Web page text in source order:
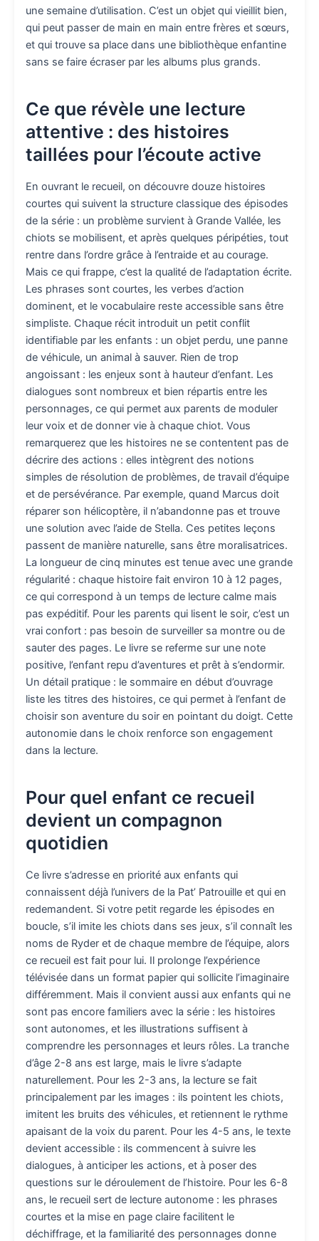
une semaine d’utilisation. C’est un objet qui vieillit bien,
qui peut passer de main en main entre frères et sœurs,
et qui trouve sa place dans une bibliothèque enfantine
sans se faire écraser par les albums plus grands.
Ce que révèle une lecture
attentive : des histoires
taillées pour l’écoute active
En ouvrant le recueil, on découvre douze histoires
courtes qui suivent la structure classique des épisodes
de la série : un problème survient à Grande Vallée, les
chiots se mobilisent, et après quelques péripéties, tout
rentre dans l’ordre grâce à l’entraide et au courage.
Mais ce qui frappe, c’est la qualité de l’adaptation écrite.
Les phrases sont courtes, les verbes d’action
dominent, et le vocabulaire reste accessible sans être
simpliste. Chaque récit introduit un petit conflit
identifiable par les enfants : un objet perdu, une panne
de véhicule, un animal à sauver. Rien de trop
angoissant : les enjeux sont à hauteur d’enfant. Les
dialogues sont nombreux et bien répartis entre les
personnages, ce qui permet aux parents de moduler
leur voix et de donner vie à chaque chiot. Vous
remarquerez que les histoires ne se contentent pas de
décrire des actions : elles intègrent des notions
simples de résolution de problèmes, de travail d’équipe
et de persévérance. Par exemple, quand Marcus doit
réparer son hélicoptère, il n’abandonne pas et trouve
une solution avec l’aide de Stella. Ces petites leçons
passent de manière naturelle, sans être moralisatrices.
La longueur de cinq minutes est tenue avec une grande
régularité : chaque histoire fait environ 10 à 12 pages,
ce qui correspond à un temps de lecture calme mais
pas expéditif. Pour les parents qui lisent le soir, c’est un
vrai confort : pas besoin de surveiller sa montre ou de
sauter des pages. Le livre se referme sur une note
positive, l’enfant repu d’aventures et prêt à s’endormir.
Un détail pratique : le sommaire en début d’ouvrage
liste les titres des histoires, ce qui permet à l’enfant de
choisir son aventure du soir en pointant du doigt. Cette
autonomie dans le choix renforce son engagement
dans la lecture.
Pour quel enfant ce recueil
devient un compagnon
quotidien
Ce livre s’adresse en priorité aux enfants qui
connaissent déjà l’univers de la Pat’ Patrouille et qui en
redemandent. Si votre petit regarde les épisodes en
boucle, s’il imite les chiots dans ses jeux, s’il connaît les
noms de Ryder et de chaque membre de l’équipe, alors
ce recueil est fait pour lui. Il prolonge l’expérience
télévisée dans un format papier qui sollicite l’imaginaire
différemment. Mais il convient aussi aux enfants qui ne
sont pas encore familiers avec la série : les histoires
sont autonomes, et les illustrations suffisent à
comprendre les personnages et leurs rôles. La tranche
d’âge 2-8 ans est large, mais le livre s’adapte
naturellement. Pour les 2-3 ans, la lecture se fait
principalement par les images : ils pointent les chiots,
imitent les bruits des véhicules, et retiennent le rythme
apaisant de la voix du parent. Pour les 4-5 ans, le texte
devient accessible : ils commencent à suivre les
dialogues, à anticiper les actions, et à poser des
questions sur le déroulement de l’histoire. Pour les 6-8
ans, le recueil sert de lecture autonome : les phrases
courtes et la mise en page claire facilitent le
déchiffrage, et la familiarité des personnages donne